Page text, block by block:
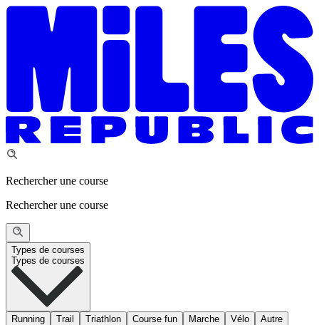
Rechercher une course
Rechercher une course
Types de courses
Types de courses
Running Trail Triathlon Course fun Marche Vélo Autre